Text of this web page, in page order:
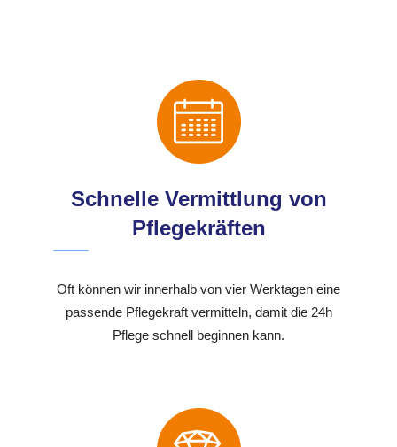
Schnelle Vermittlung von
Pflegekräften
Oft können wir innerhalb von vier Werktagen eine
passende Pflegekraft vermitteln, damit die 24h
Pflege schnell beginnen kann.